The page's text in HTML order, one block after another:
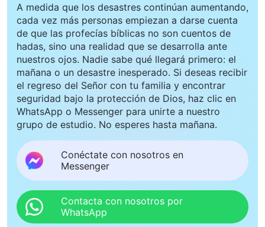
A medida que los desastres continúan aumentando,
cada vez más personas empiezan a darse cuenta
de que las profecías bíblicas no son cuentos de
hadas, sino una realidad que se desarrolla ante
nuestros ojos. Nadie sabe qué llegará primero: el
mañana o un desastre inesperado. Si deseas recibir
el regreso del Señor con tu familia y encontrar
seguridad bajo la protección de Dios, haz clic en
WhatsApp o Messenger para unirte a nuestro
grupo de estudio. No esperes hasta mañana.
Conéctate con nosotros en
Messenger
Contacta con nosotros por
WhatsApp